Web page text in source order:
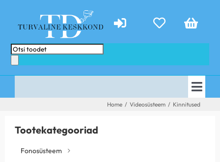
content
Products
search
PAKKUMISED
TEENUSED
Home / Videosüsteem / Kinnitused
Tootekategooriad
Fonosüsteem